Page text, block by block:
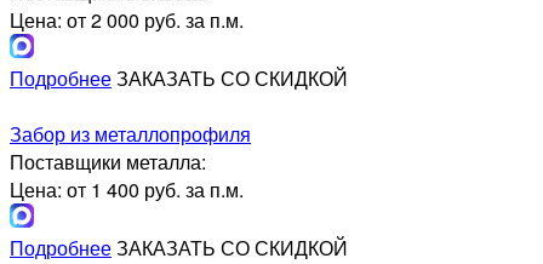
Цена: от 2 000 руб. за п.м.
ПодробнееЗАКАЗАТЬ СО СКИДКОЙ
Забор из металлопрофиля
Поставщики металла:
Цена: от 1 400 руб. за п.м.
ПодробнееЗАКАЗАТЬ СО СКИДКОЙ